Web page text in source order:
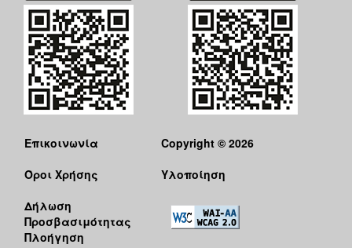
Επικοινωνία
Όροι Χρήσης
Δήλωση
Προσβασιμότητας
Πλοήγηση
Copyright © 2026
Υλοποίηση